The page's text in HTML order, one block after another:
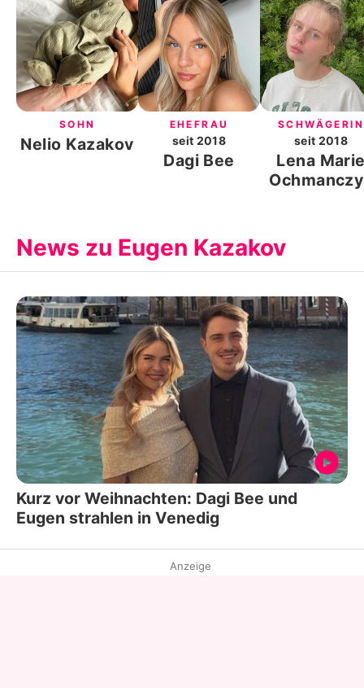
SOHN
Nelio Kazakov
EHEFRAU
seit 2018
Dagi Bee
SCHWÄGERIN
seit 2018
Lena
News zu Eugen Kazakov
Kurz vor Weihnachten: Dagi Bee und
Eugen strahlen in Venedig
Anzeige